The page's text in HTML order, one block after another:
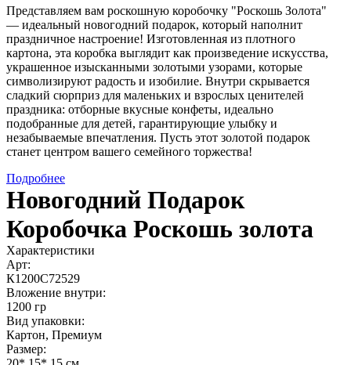
Представляем вам роскошную коробочку "Роскошь Золота"
— идеальный новогодний подарок, который наполнит
праздничное настроение! Изготовленная из плотного
картона, эта коробка выглядит как произведение искусства,
украшенное изысканными золотыми узорами, которые
символизируют радость и изобилие. Внутри скрывается
сладкий сюрприз для маленьких и взрослых ценителей
праздника: отборные вкусные конфеты, идеально
подобранные для детей, гарантирующие улыбку и
незабываемые впечатления. Пусть этот золотой подарок
станет центром вашего семейного торжества!
Подробнее
Новогодний Подарок
Коробочка Роскошь золота
Характеристики
Арт:
К1200С72529
Вложение внутри:
1200 гр
Вид упаковки:
Картон, Премиум
Размер: